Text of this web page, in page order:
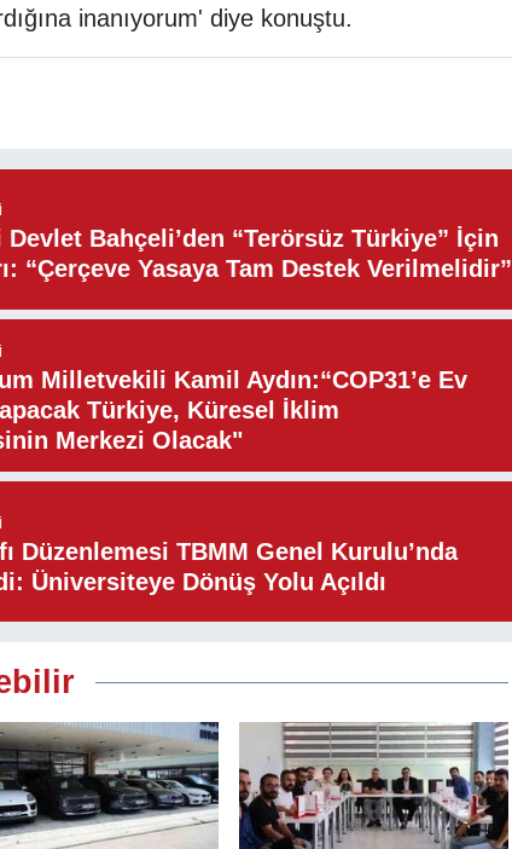
inanıyorum' diye konuştu.
Devlet Bahçeli’den “Terörsüz Türkiye” İçin
“Çerçeve Yasaya Tam Destek Verilmelidir”
Milletvekili Kamil Aydın:“COP31’e Ev
Türkiye, Küresel İklim
Merkezi Olacak"
Düzenlemesi TBMM Genel Kurulu’nda
Üniversiteye Dönüş Yolu Açıldı